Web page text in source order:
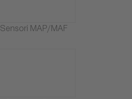
Sensori MAP/MAF